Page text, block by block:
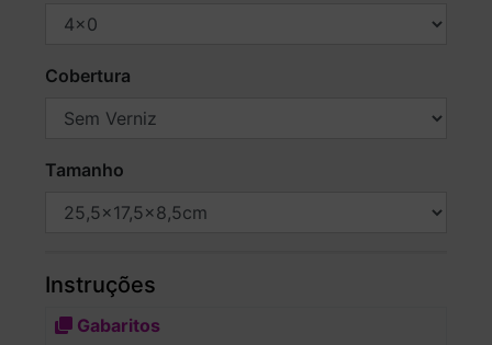
Cobertura
Tamanho
Instruções
Gabaritos